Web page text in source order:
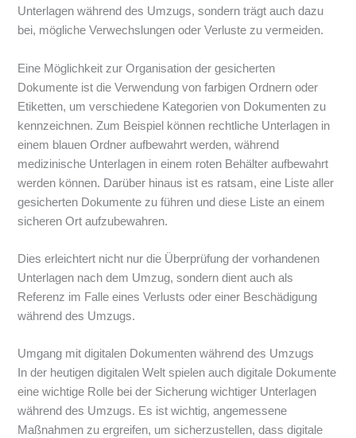
Unterlagen während des Umzugs, sondern trägt auch dazu
bei, mögliche Verwechslungen oder Verluste zu vermeiden.
Eine Möglichkeit zur Organisation der gesicherten
Dokumente ist die Verwendung von farbigen Ordnern oder
Etiketten, um verschiedene Kategorien von Dokumenten zu
kennzeichnen. Zum Beispiel können rechtliche Unterlagen in
einem blauen Ordner aufbewahrt werden, während
medizinische Unterlagen in einem roten Behälter aufbewahrt
werden können. Darüber hinaus ist es ratsam, eine Liste aller
gesicherten Dokumente zu führen und diese Liste an einem
sicheren Ort aufzubewahren.
Dies erleichtert nicht nur die Überprüfung der vorhandenen
Unterlagen nach dem Umzug, sondern dient auch als
Referenz im Falle eines Verlusts oder einer Beschädigung
während des Umzugs.
Umgang mit digitalen Dokumenten während des Umzugs
In der heutigen digitalen Welt spielen auch digitale Dokumente
eine wichtige Rolle bei der Sicherung wichtiger Unterlagen
während des Umzugs. Es ist wichtig, angemessene
Maßnahmen zu ergreifen, um sicherzustellen, dass digitale